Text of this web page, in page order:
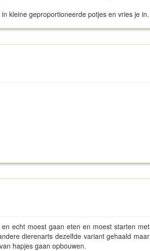
kleine geproportioneerde potjes en vries je in.
echt moest gaan eten en moest starten met
dierenarts dezelfde variant gehaald maar
hapjes gaan opbouwen.